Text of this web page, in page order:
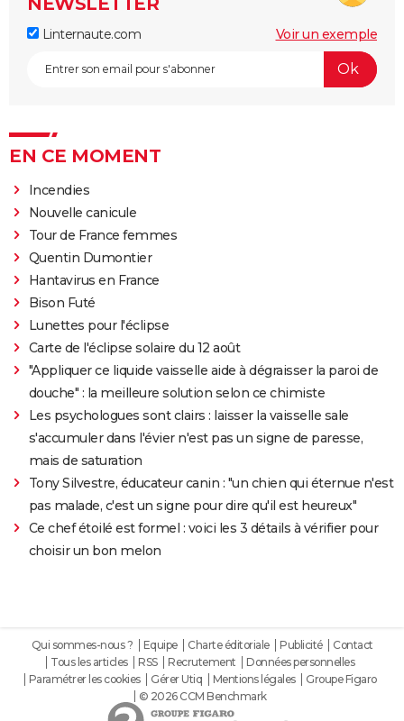
Linternaute.com Voir un exemple
EN CE MOMENT
Incendies
Nouvelle canicule
Tour de France femmes
Quentin Dumontier
Hantavirus en France
Bison Futé
Lunettes pour l'éclipse
Carte de l'éclipse solaire du 12 août
"Appliquer ce liquide vaisselle aide à dégraisser la paroi de
douche" : la meilleure solution selon ce chimiste
Les psychologues sont clairs : laisser la vaisselle sale
s'accumuler dans l'évier n'est pas un signe de paresse,
mais de saturation
Tony Silvestre, éducateur canin : "un chien qui éternue n'est
pas malade, c'est un signe pour dire qu'il est heureux"
Ce chef étoilé est formel : voici les 3 détails à vérifier pour
choisir un bon melon
Qui sommes-nous ? Equipe Charte éditoriale Publicité
Contact
Tous les articles
RSS Recrutement
Données personnelles
Paramétrer les cookies
Gérer Utiq Mentions légales
Groupe Figaro
© 2026 CCM Benchmark